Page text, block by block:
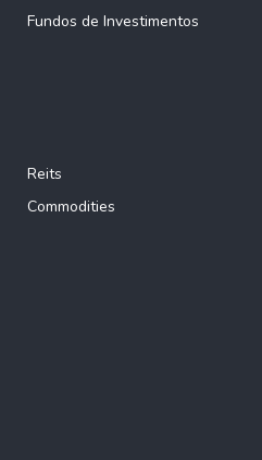
Fundos de Investimentos
Reits
Commodities